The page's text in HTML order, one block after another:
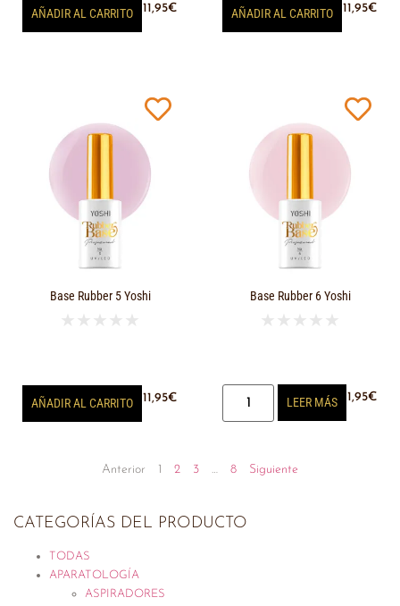
CATEGORÍAS DEL PRODUCTO
TODAS
APARATOLOGÍA
ASPIRADORES
11,95€
AÑADIR AL CARRITO 11,95€
AÑADIR AL CARRITO
Base Rubber 5 Yoshi
★ ★ ★ ★ ★
11,95€
AÑADIR AL CARRITO
Base Rubber 6 Yoshi
★ ★ ★ ★ ★
11,95€
LEER MÁS
Anterior 1 2 3 … 8 Siguiente